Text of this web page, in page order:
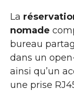
La
nomade
bureau
dans un
ainsi qu’un
une prise